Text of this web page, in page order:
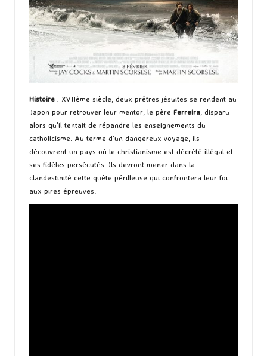
Histoire : XVIIème siècle, deux prêtres jésuites se rendent au
Japon pour retrouver leur mentor, le père Ferreira, disparu
alors qu’il tentait de répandre les enseignements du
catholicisme. Au terme d’un dangereux voyage, ils
découvrent un pays où le christianisme est décrété illégal et
ses fidèles persécutés. Ils devront mener dans la
clandestinité cette quête périlleuse qui confrontera leur foi
aux pires épreuves.